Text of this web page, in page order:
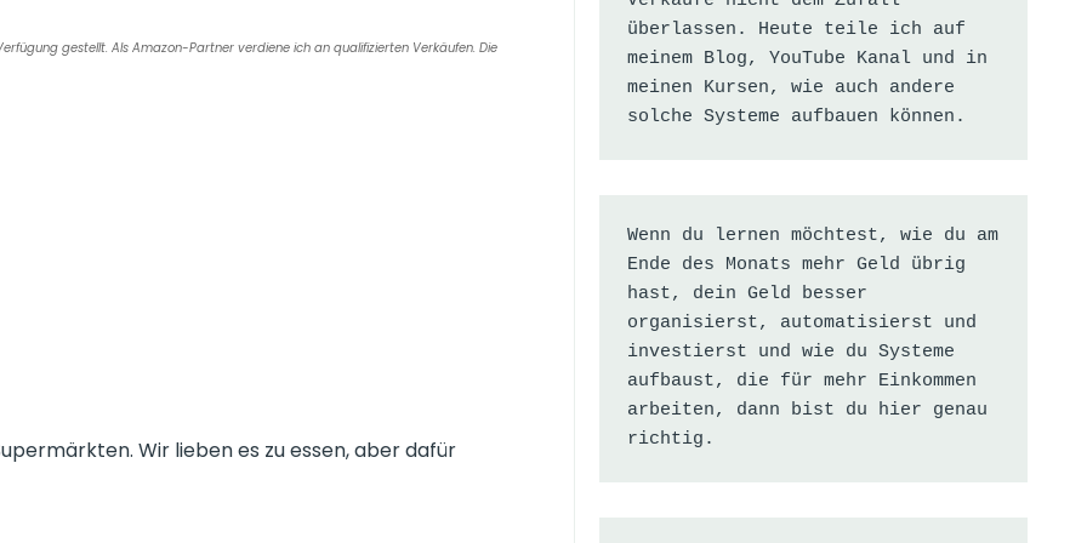
d
n gestellt. Als Amazon-Partner verdiene ich an qualifizierten Verkäufen. Die
Wir lieben es zu essen, aber dafür
überlassen. Heute teile ich auf
meinem Blog, YouTube Kanal und in
meinen Kursen, wie auch andere
solche Systeme aufbauen können.
Wenn du lernen möchtest, wie du am
Ende des Monats mehr Geld übrig
hast, dein Geld besser
organisierst, automatisierst und
investierst und wie du Systeme
aufbaust, die für mehr Einkommen
arbeiten, dann bist du hier genau
richtig.